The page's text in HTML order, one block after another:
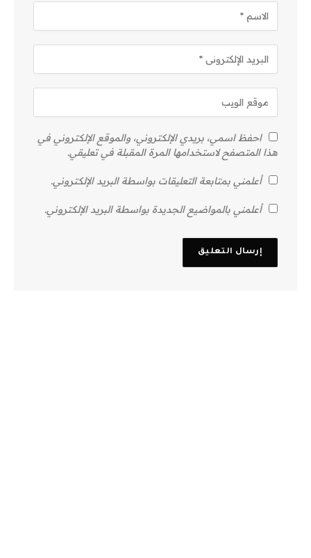
احفظ اسمي، بريدي الإلكتروني، والموقع الإلكتروني في
هذا المتصفح لاستخدامها المرة المقبلة في تعليقي.
أعلمني بمتابعة التعليقات بواسطة البريد الإلكتروني.
أعلمني بالمواضيع الجديدة بواسطة البريد الإلكتروني.